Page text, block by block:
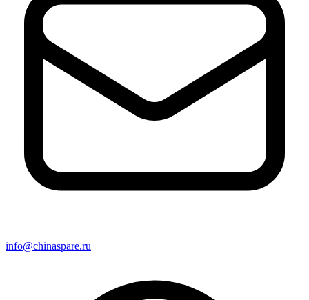
info@chinaspare.ru